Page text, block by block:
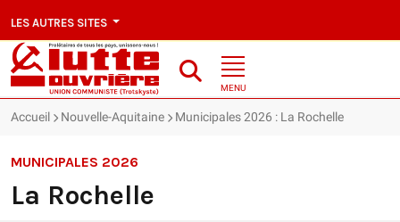
LES AUTRES SITES
MENU
Accueil Nouvelle-Aquitaine Municipales 2026 : La Rochelle
MUNICIPALES 2026
La Rochelle